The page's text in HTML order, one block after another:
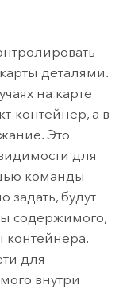
деталями.
на карте
контейнер, а в
Это
для
команды
задать, будут
содержимого,
контейнера.
для
внутри